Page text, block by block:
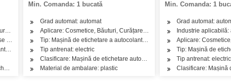
îngrijire a părului, Ulei, Ceai, Legume, Fructe, Pește, Carne, Gustare, Orez, Făină,
apă lichidă cu sodă
de îngrijire a pielii, Produse de îngrijire a părului, Ulei, Ceai, Legume, Fructe,
a vinului
Min. Comanda: 1 bucată
Grad automat: automat
Aplicare: Cosmetice, Băuturi, Curățare, Detergent, Produse de
Tip: Mașină de etichetare a autocolantelor
Tip antrenat: electric
Clasificare: Mașină de etichetare automată a sticlei rotunde verticale
Material de ambalare: plastic
Min. Comanda: 1
Grad automat:
Industrie
Aplicare:
Tip: Mașină de
Tip antrenat: electric
Clasificare: Mașină